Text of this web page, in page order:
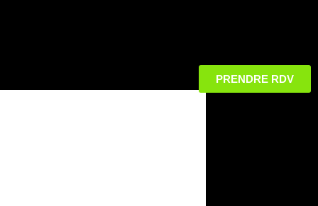
PRENDRE RDV